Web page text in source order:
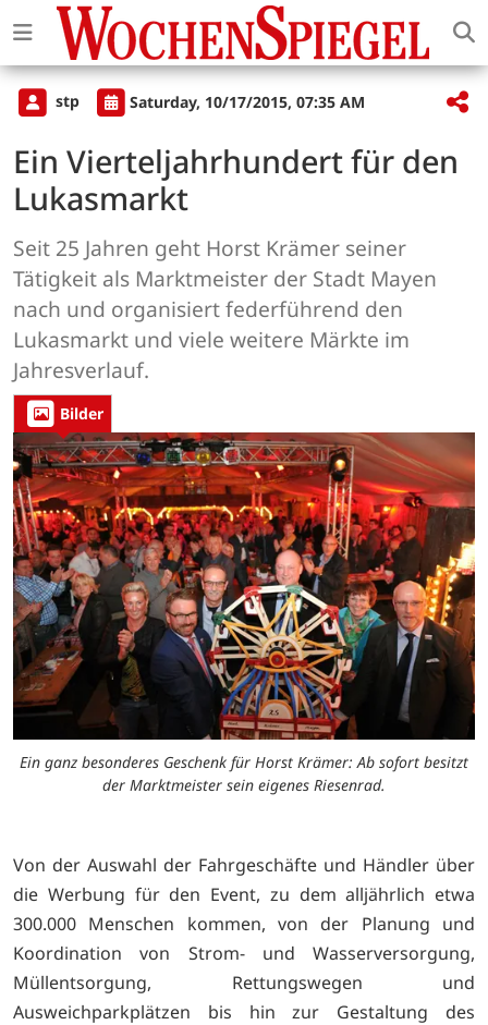
stp Saturday, 10/17/2015, 07:35 AM
Ein Vierteljahrhundert für den
Lukasmarkt
Seit 25 Jahren geht Horst Krämer seiner
Tätigkeit als Marktmeister der Stadt Mayen
nach und organisiert federführend den
Lukasmarkt und viele weitere Märkte im
Jahresverlauf.
Bilder
Ein ganz besonderes Geschenk für Horst Krämer: Ab sofort besitzt
der Marktmeister sein eigenes Riesenrad.
Von der Auswahl der Fahrgeschäfte und Händler über
die Werbung für den Event, zu dem alljährlich etwa
300.000 Menschen kommen, von der Planung und
Koordination von Strom- und Wasserversorgung,
Müllentsorgung, Rettungswegen und
Ausweichparkplätzen bis hin zur Gestaltung des